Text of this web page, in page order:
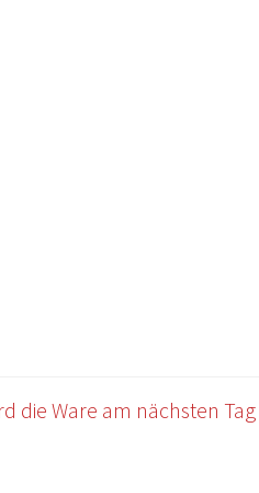
E-COMMERCE
die Ware am nächsten